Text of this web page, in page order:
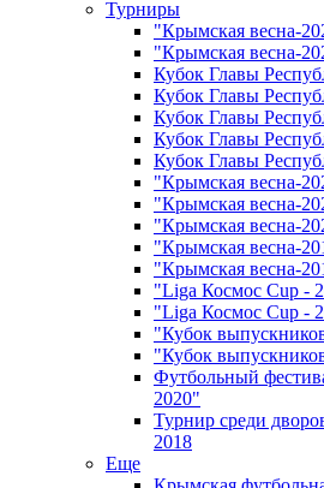
Турниры
"Крымская весна-
"Крымская весна-
Кубок Главы
Кубок Главы
Кубок Главы
Кубок Главы
Кубок Главы
"Крымская весна-
"Крымская весна-
"Крымская весна-
"Крымская весна-
"Крымская весна-
"Liga Космос Cup -
"Liga Космос Cup -
"Кубок
"Кубок
Футбольный
2020"
Турнир среди
2018
Еще